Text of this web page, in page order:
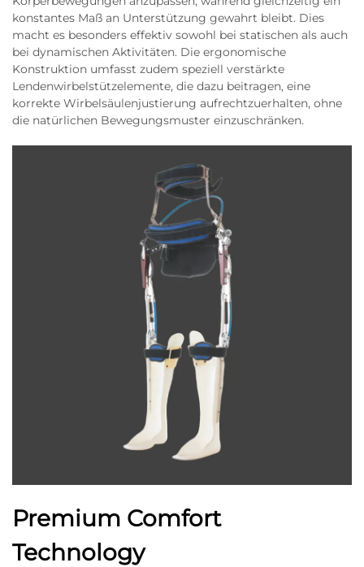
konstantes Maß an Unterstützung gewahrt bleibt. Dies
macht es besonders effektiv sowohl bei statischen als auch
bei dynamischen Aktivitäten. Die ergonomische
Konstruktion umfasst zudem speziell verstärkte
Lendenwirbelstützelemente, die dazu beitragen, eine
korrekte Wirbelsäulenjustierung aufrechtzuerhalten, ohne
die natürlichen Bewegungsmuster einzuschränken.
Premium Comfort
Technology